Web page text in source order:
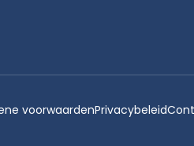
voorwaardenPrivacybeleid